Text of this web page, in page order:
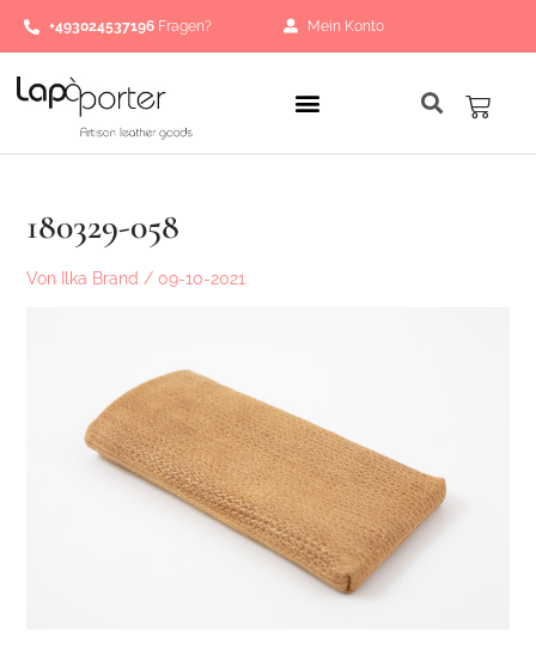
Inhalt
springen
+493024537196 Fragen? Mein Konto
180329-058
Von Ilka Brand / 09-10-2021
navigation